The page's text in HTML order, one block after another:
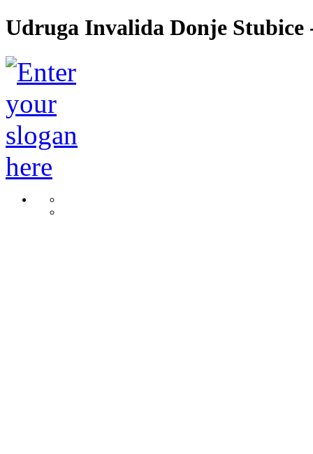
Udruga Invalida Donje Stubice